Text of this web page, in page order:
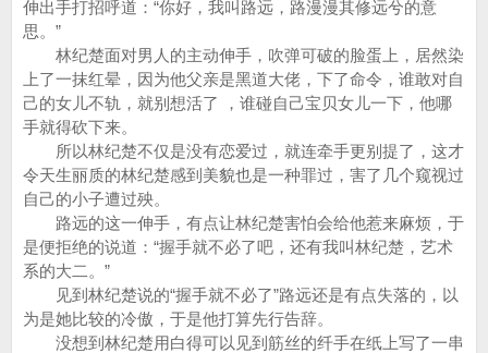
伸出手打招呼道：“你好，我叫路远，路漫漫其修远兮的意
思。”
林纪楚面对男人的主动伸手，吹弹可破的脸蛋上，居然染
上了一抹红晕，因为他父亲是黑道大佬，下了命令，谁敢对自
己的女儿不轨，就别想活了 ，谁碰自己宝贝女儿一下，他哪
手就得砍下来。
所以林纪楚不仅是没有恋爱过，就连牵手更别提了，这才
令天生丽质的林纪楚感到美貌也是一种罪过，害了几个窥视过
自己的小子遭过殃。
路远的这一伸手，有点让林纪楚害怕会给他惹来麻烦，于
是便拒绝的说道：“握手就不必了吧，还有我叫林纪楚，艺术
系的大二。”
见到林纪楚说的“握手就不必了”路远还是有点失落的，以
为是她比较的冷傲，于是他打算先行告辞。
没想到林纪楚用白得可以见到筋丝的纤手在纸上写了一串